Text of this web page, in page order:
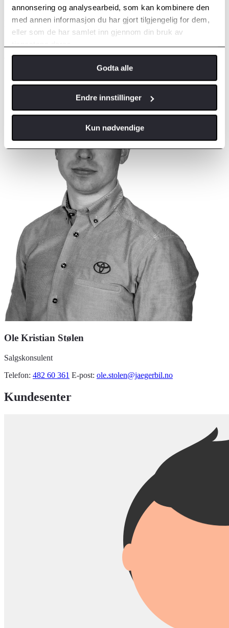
annonsering og analysearbeid, som kan kombinere den
med annen informasjon du har gjort tilgjengelig for dem,
eller som de har samlet inn gjennom din bruk av
Godta alle
Endre innstillinger
Kun nødvendige
Helge Hellevik
Ole Kristian Stølen
Salgskonsulent
Telefon: 482 60 361 E-post: ole.stolen@jaegerbil.no
Kundesenter